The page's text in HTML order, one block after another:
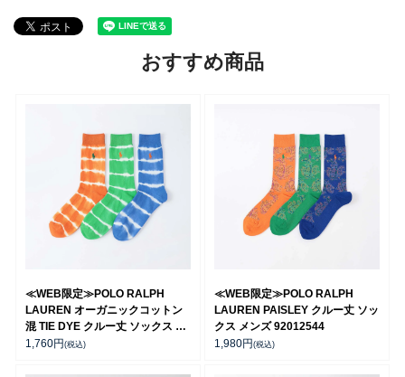
おすすめ商品
≪WEB限定≫POLO RALPH
LAUREN オーガニックコットン
混 TIE DYE クルー丈 ソックス メ
ンズ 92012545
1,760円 (税込)
≪WEB限定≫POLO RALPH
LAUREN PAISLEY クルー丈 ソッ
クス メンズ 92012544
1,980円 (税込)